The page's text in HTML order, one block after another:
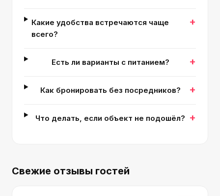
Какие удобства встречаются чаще
всего?
+
Есть ли варианты с питанием? +
Как бронировать без посредников? +
Что делать, если объект не подошёл? +
Свежие отзывы гостей